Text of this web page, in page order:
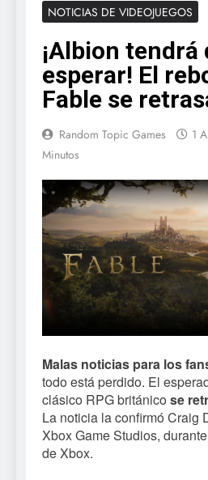
NOTICIAS DE VIDEOJUEGOS
¡Albion tendrá
esperar! El
Fable se
Random Topic Games 1
Minutos
Malas noticias para los
todo está perdido. El
clásico RPG británico se
La noticia la confirmó Craig
Xbox Game Studios,
de Xbox.